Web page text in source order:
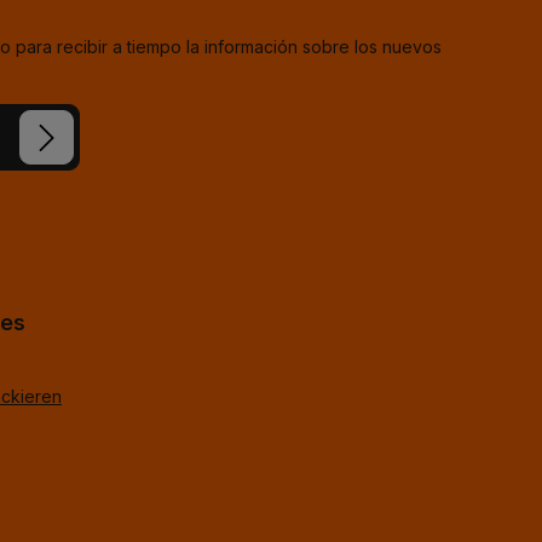
para recibir a tiempo la información sobre los nuevos